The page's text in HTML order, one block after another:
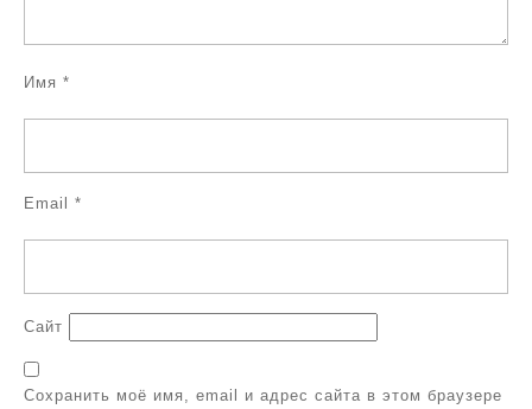
Имя *
Email *
Сайт
Сохранить моё имя, email и адрес сайта в этом браузере